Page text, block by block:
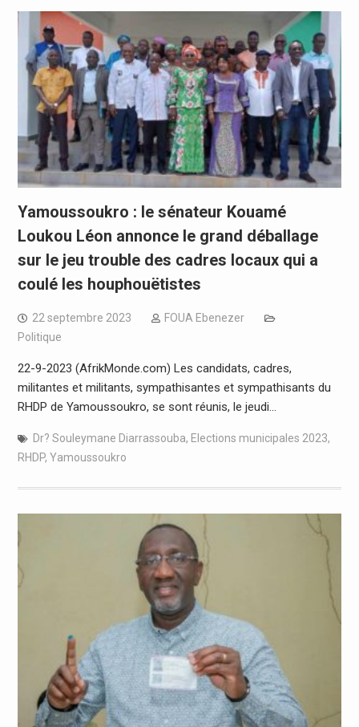
Yamoussoukro : le sénateur Kouamé
Loukou Léon annonce le grand déballage
sur le jeu trouble des cadres locaux qui a
coulé les houphouëtistes
22 septembre 2023
FOUA Ebenezer
Politique
22-9-2023 (AfrikMonde.com) Les candidats, cadres,
militantes et militants, sympathisantes et sympathisants du
RHDP de Yamoussoukro, se sont réunis, le jeudi…
Dr? Souleymane Diarrassouba, Elections municipales 2023,
RHDP, Yamoussoukro